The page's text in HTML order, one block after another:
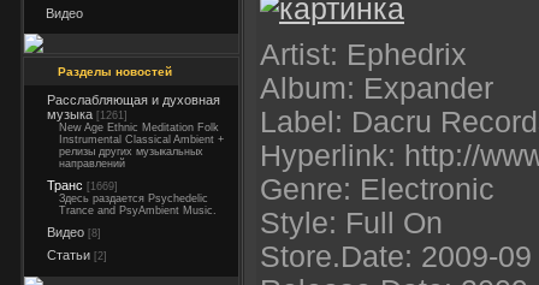
Видео
Разделы новостей
Расслабляющая и духовная
музыка [1261]
New Age Ethnic Meditation Folk
Instrumental Classical Ambient +
релизы других музыкальных
направлений
Транс [1669]
Здесь раздается Psychedelic
Trance and PsyAmbient Music.
Видео [8]
Статьи [2]
Artist: Ephedrix
Album: Expander
Label: Dacru
Hyperlink: http://
Genre: Electronic
Style: Full On
Store.Date: 2009-09